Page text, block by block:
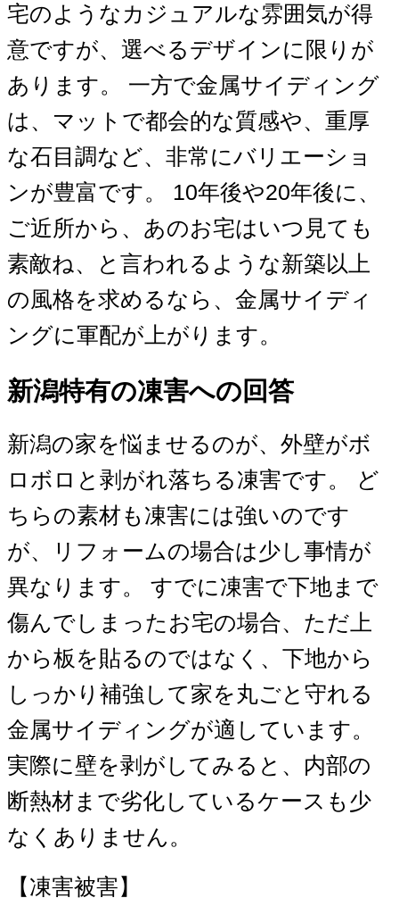
宅のようなカジュアルな雰囲気が得
意ですが、選べるデザインに限りが
あります。 一方で金属サイディング
は、マットで都会的な質感や、重厚
な石目調など、非常にバリエーショ
ンが豊富です。 10年後や20年後に、
ご近所から、あのお宅はいつ見ても
素敵ね、と言われるような新築以上
の風格を求めるなら、金属サイディ
ングに軍配が上がります。
新潟特有の凍害への回答
新潟の家を悩ませるのが、外壁がボ
ロボロと剥がれ落ちる凍害です。 ど
ちらの素材も凍害には強いのです
が、リフォームの場合は少し事情が
異なります。 すでに凍害で下地まで
傷んでしまったお宅の場合、ただ上
から板を貼るのではなく、下地から
しっかり補強して家を丸ごと守れる
金属サイディングが適しています。
実際に壁を剥がしてみると、内部の
断熱材まで劣化しているケースも少
なくありません。
【凍害被害】